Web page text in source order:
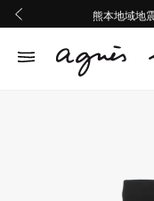
熊本地域地
熊本地域地